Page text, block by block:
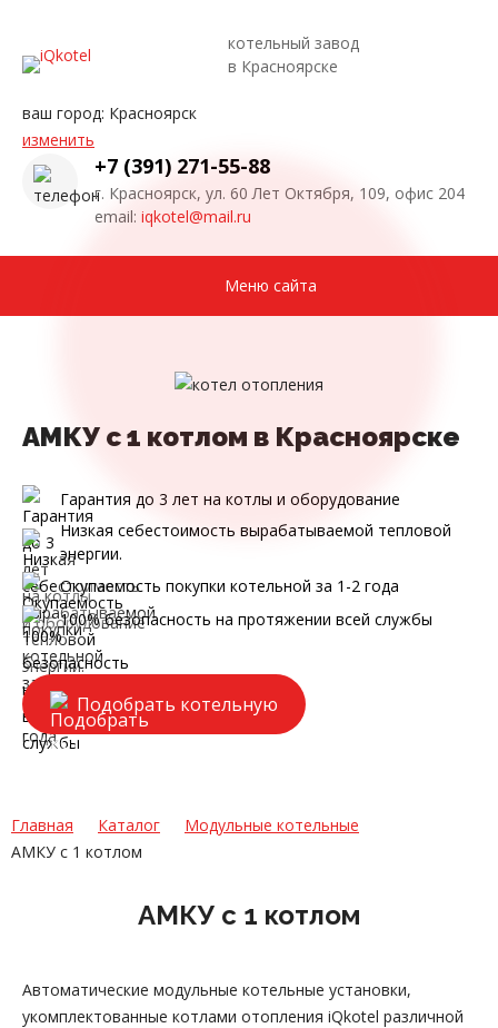
котельный завод
в Красноярске
ваш город: Красноярск
изменить
+7 (391) 271-55-88
г. Красноярск, ул. 60 Лет Октября, 109, офис 204
email: iqkotel@mail.ru
Меню сайта
АМКУ с 1 котлом в Красноярске
Гарантия до 3 лет на котлы и оборудование
Низкая себестоимость вырабатываемой тепловой
энергии.
Окупаемость покупки котельной за 1-2 года
100% безопасность на протяжении всей службы
Подобрать котельную
Главная Каталог
Модульные котельные
АМКУ с 1 котлом
АМКУ с 1 котлом
Автоматические модульные котельные установки,
укомплектованные котлами отопления iQkotel различной